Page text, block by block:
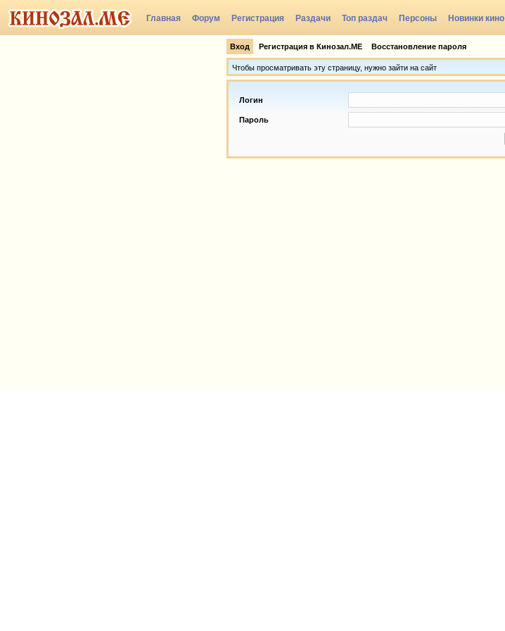
Главная Форум Регистрация Раздачи Топ раздач Персоны Новинки кино
Вход Регистрация в Кинозал.МЕ Восстановление пароля
Чтобы просматривать эту страницу, нужно зайти на сайт
Логин
Пароль